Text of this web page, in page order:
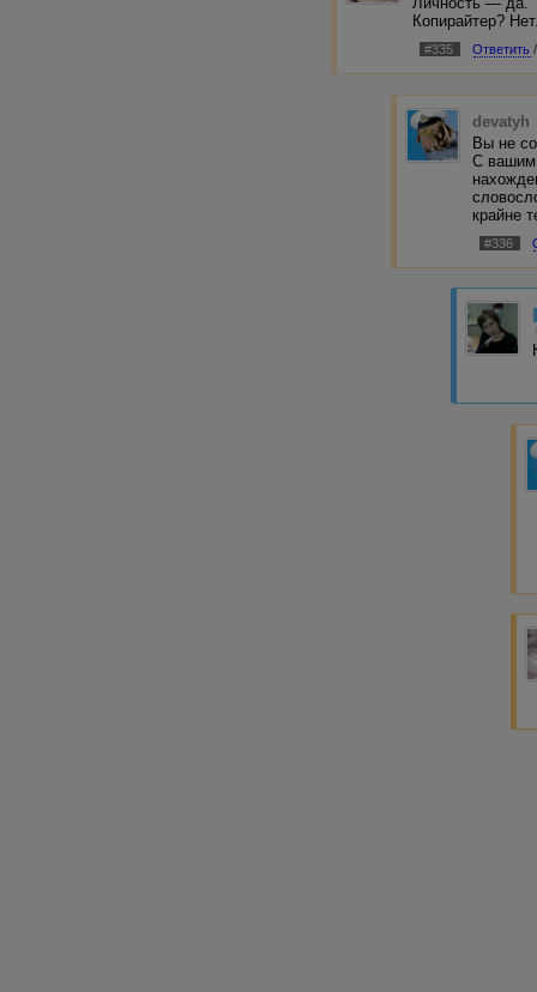
Копирайтер?
#335 Ответить /
devatyh
Вы не
С вашим
крайне
#336